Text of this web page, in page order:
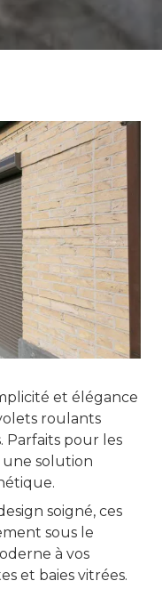
et élégance
roulants
Parfaits pour les
une solution
soigné, ces
sous le
à vos
et baies vitrées.